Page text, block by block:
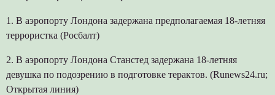
1. В аэропорту Лондона задержана предполагаемая 18-летняя
террористка (Росбалт)
2. В аэропорту Лондона Станстед задержана 18-летняя
девушка по подозрению в подготовке терактов. (Runews24.ru;
Открытая линия)